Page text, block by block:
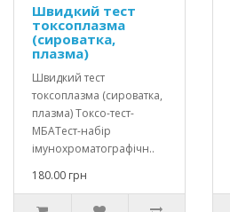
Швидкий тест
токсоплазма
(сироватка,
плазма)
Швидкий тест
токсоплазма (сироватка,
плазма) Токсо-тест-
МБАТест-набір
імунохроматографічн..
180.00 грн